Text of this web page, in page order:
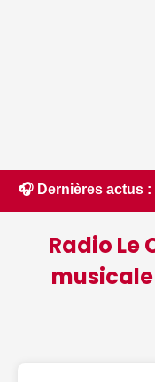
🎧 Dernières actus :
•
Radio Le